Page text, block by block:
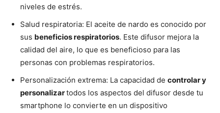
niveles de estrés.
Salud respiratoria: El aceite de nardo es conocido por
sus beneficios respiratorios. Este difusor mejora la
calidad del aire, lo que es beneficioso para las
personas con problemas respiratorios.
Personalización extrema: La capacidad de controlar y
personalizartodos los aspectos del difusor desde tu
smartphone lo convierte en un dispositivo